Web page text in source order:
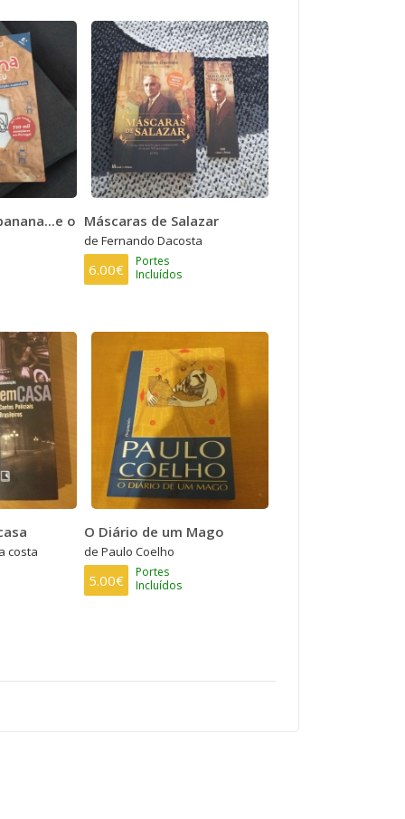
o Máscaras de Salazar
de Fernando Dacosta
6.00€
Portes
Incluídos
costa
O Diário de um Mago
de Paulo Coelho
5.00€
Portes
Incluídos